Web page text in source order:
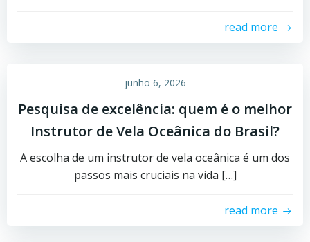
read more
junho 6, 2026
Pesquisa de excelência: quem é o melhor
Instrutor de Vela Oceânica do Brasil?
A escolha de um instrutor de vela oceânica é um dos
passos mais cruciais na vida […]
read more